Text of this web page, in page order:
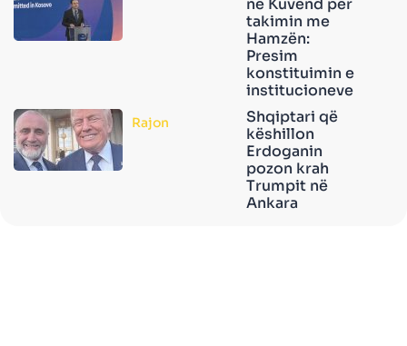
në Kuvend për
takimin me
Hamzën:
Presim
konstituimin e
institucioneve
Rajon
Shqiptari që
këshillon
Erdoganin
pozon krah
Trumpit në
Ankara